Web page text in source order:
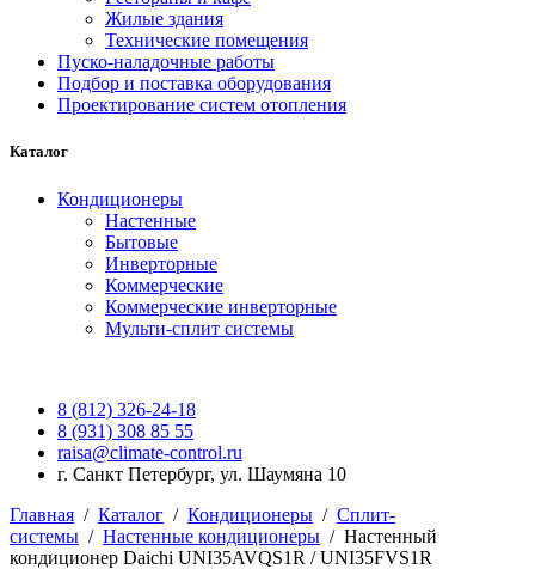
Жилые здания
Технические помещения
Пуско-наладочные работы
Подбор и поставка оборудования
Проектирование систем отопления
Каталог
Кондиционеры
Настенные
Бытовые
Инверторные
Коммерческие
Коммерческие инверторные
Мульти-сплит системы
8 (812) 326-24-18
8 (931) 308 85 55
raisa@climate-control.ru
г. Санкт Петербург, ул. Шаумяна 10
Главная / Каталог / Кондиционеры / Сплит-
системы / Настенные кондиционеры / Настенный
кондиционер Daichi UNI35AVQS1R / UNI35FVS1R